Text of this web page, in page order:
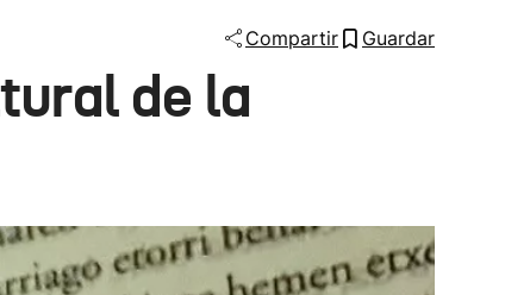
Compartir Guardar
de la